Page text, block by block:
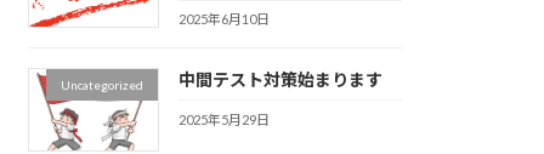
2025年6月10日
Uncategorized 中間テスト対策始まります
2025年5月29日